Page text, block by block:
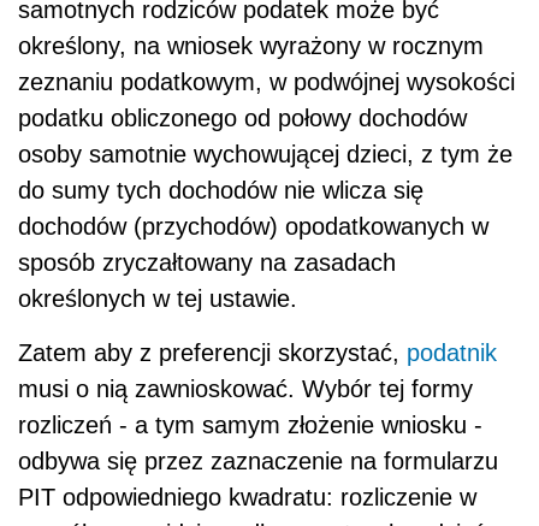
samotnych rodziców podatek może być
określony, na wniosek wyrażony w rocznym
zeznaniu podatkowym, w podwójnej wysokości
podatku obliczonego od połowy dochodów
osoby samotnie wychowującej dzieci, z tym że
do sumy tych dochodów nie wlicza się
dochodów (przychodów) opodatkowanych w
sposób zryczałtowany na zasadach
określonych w tej ustawie.
Zatem aby z preferencji skorzystać, podatnik
musi o nią zawnioskować. Wybór tej formy
rozliczeń - a tym samym złożenie wniosku -
odbywa się przez zaznaczenie na formularzu
PIT odpowiedniego kwadratu: rozliczenie w